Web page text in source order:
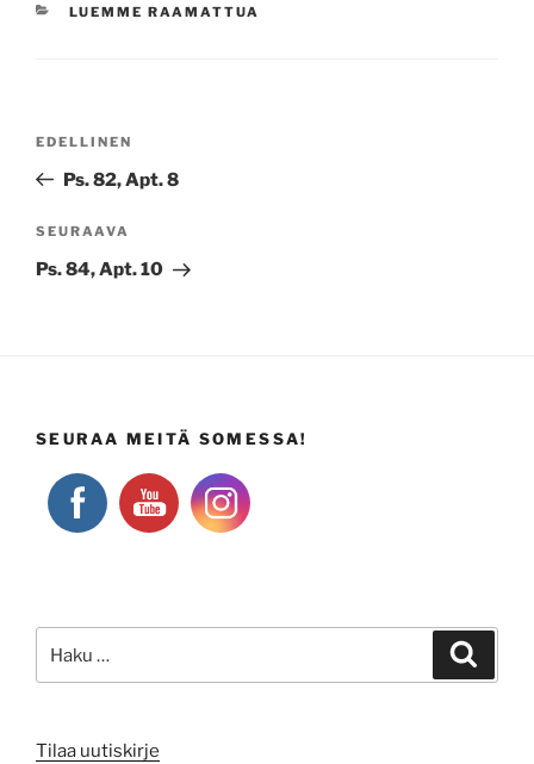
KATEGORIAT
LUEMME RAAMATTUA
Edellinen
artikkeli
EDELLINEN
Ps. 82, Apt. 8
Seuraava
artikkeli
SEURAAVA
Ps. 84, Apt. 10
SEURAA MEITÄ SOMESSA!
Tilaa uutiskirje